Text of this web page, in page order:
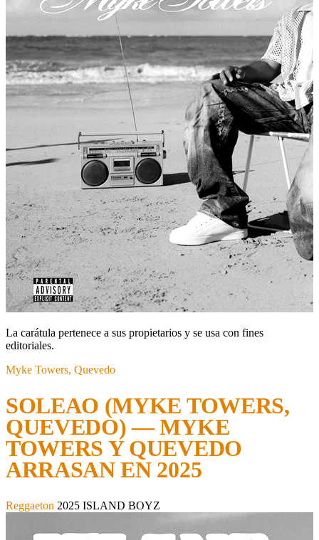
La carátula pertenece a sus propietarios y se usa con fines
editoriales.
Myke Towers, Quevedo
SOLEAO (MYKE TOWERS,
QUEVEDO) — MYKE
TOWERS Y QUEVEDO
ARRASAN EN 2025
Reggaeton 2025 ISLAND BOYZ